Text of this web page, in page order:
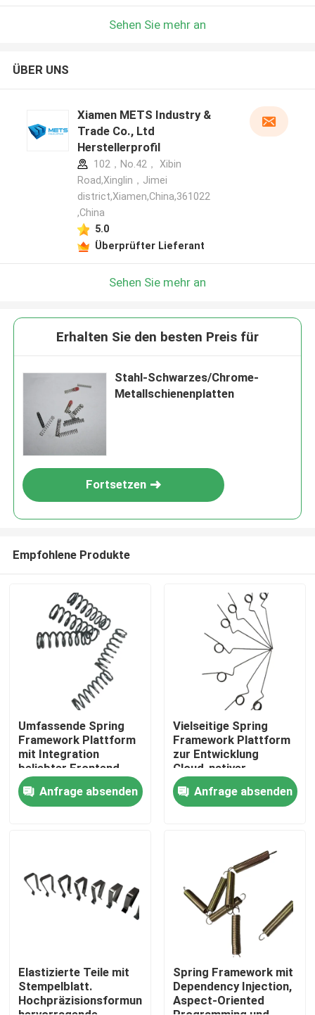
Produkte
Videos
Sehen Sie mehr an
ÜBER UNS
Xiamen METS Industry &
Trade Co., Ltd
Herstellerprofil
102，No.42， Xibin
Road,Xinglin，Jimei
district,Xiamen,China,361022
,China
5.0
Überprüfter Lieferant
Sehen Sie mehr an
Erhalten Sie den besten Preis für
Stahl-Schwarzes/Chrome-
Metallschienenplatten
Fortsetzen
Empfohlene Produkte
Umfassende Spring
Framework Plattform
mit Integration
beliebter Frontend-
Frameworks und API-
Entwicklungstools
Anfrage absenden
Vielseitige Spring
Framework Plattform
zur Entwicklung
Cloud-nativer
Anwendungen mit
Unterstützung für
Container-
Anfrage absenden
Elastizierte Teile mit
Stempelblatt.
Hochpräzisionsformung,
Spring Framework mit
Dependency Injection,
Aspect-Oriented